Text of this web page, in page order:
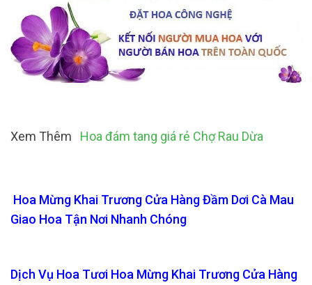
Xem Thêm Hoa đám tang giá rẻ Chợ Rau Dừa
Hoa Mừng Khai Trương Cửa Hàng Đầm Dơi Cà Mau
Giao Hoa Tận Nơi Nhanh Chóng
Dịch Vụ Hoa Tươi Hoa Mừng Khai Trương Cửa Hàng